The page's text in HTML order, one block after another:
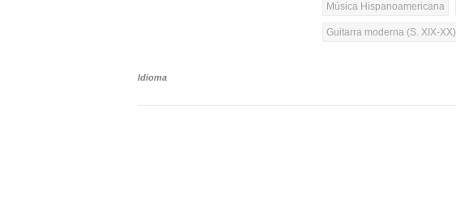
Música Hispanoamericana
Guitarra moderna (S. XIX-XX)
Idioma